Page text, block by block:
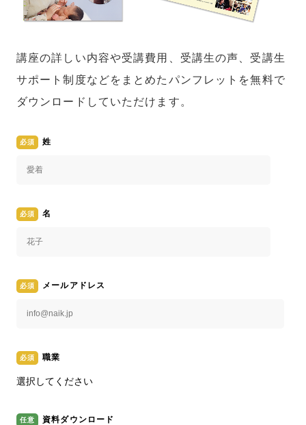
講座の詳しい内容や受講費用、受講生の声、受講生
サポート制度などをまとめたパンフレットを無料で
ダウンロードしていただけます。
姓
名
メールアドレス
職業
資料ダウンロード